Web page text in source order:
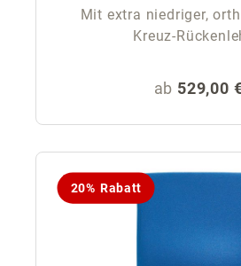
Mit extra niedriger,
Kreuz-
Regulärer
ab 529,00
20% Rabatt